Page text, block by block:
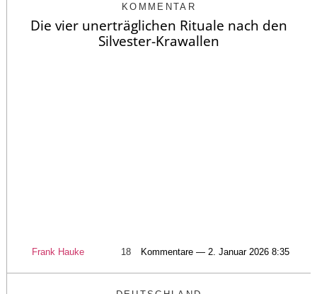
KOMMENTAR
Die vier unerträglichen Rituale nach den
Silvester-Krawallen
Frank Hauke 18 Kommentare — 2. Januar 2026 8:35